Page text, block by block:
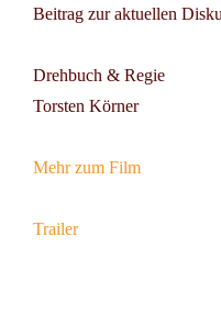
Beitrag zur aktuellen
Drehbuch & Regie
Torsten Körner
Mehr zum Film
Trailer